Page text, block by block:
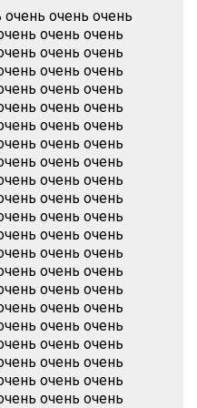
очень очень
очень очень
очень очень
очень очень
очень очень
очень очень
очень очень
очень очень
очень очень
очень очень
очень очень
очень очень
очень очень
очень очень
очень очень
очень очень
очень очень
очень очень
очень очень
очень очень
очень очень
очень очень